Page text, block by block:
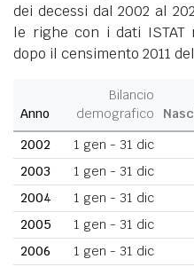
dei decessi dal 2002 al
le righe con i dati
dopo il censimento 2011
Anno
Bilancio
demografico
2002
1 gen - 31 dic
2003
1 gen - 31 dic
2004
1 gen - 31 dic
2005
1 gen - 31 dic
2006
1 gen - 31 dic